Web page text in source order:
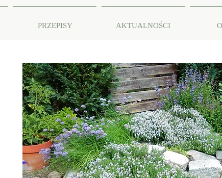
PRZEPISY AKTUALNOŚCI